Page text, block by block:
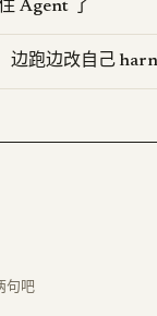
Agent 了
边跑边改自己
句吧